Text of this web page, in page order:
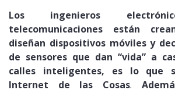
Los ingenieros
telecomunicaciones están
diseñan dispositivos móviles y
de sensores que dan “vida” a
calles inteligentes, es lo que
Internet de las Cosas.